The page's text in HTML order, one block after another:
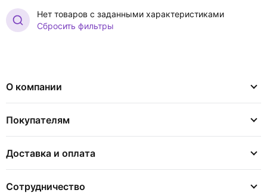
Нет товаров с заданными характеристиками
Сбросить фильтры
О компании
Покупателям
Доставка и оплата
Сотрудничество